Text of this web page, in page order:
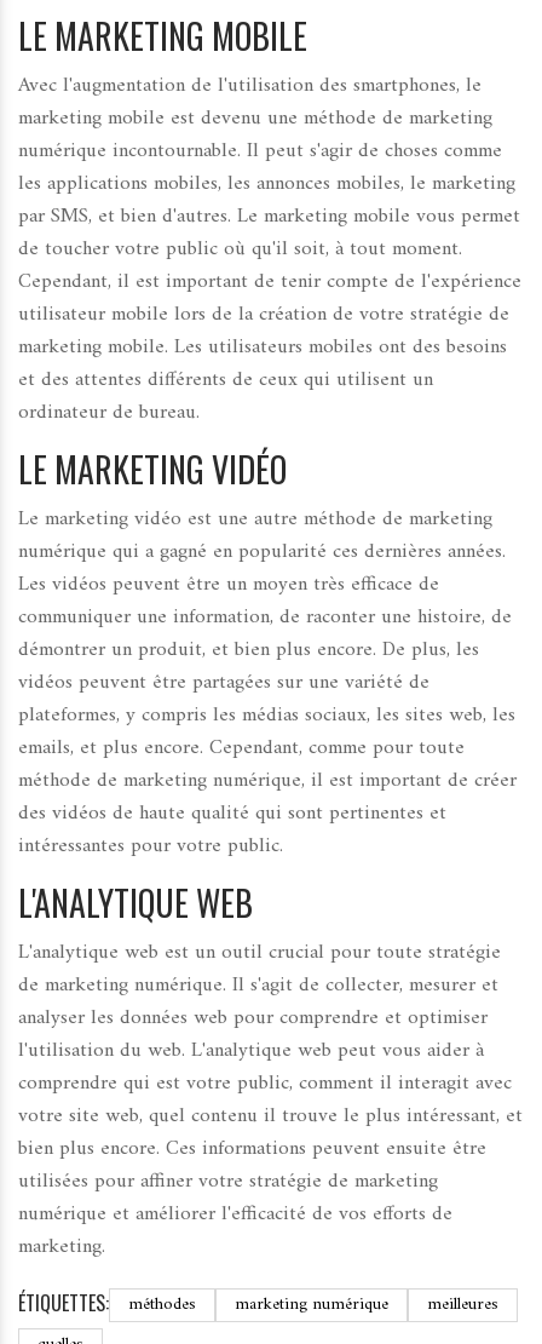
LE MARKETING MOBILE
Avec l'augmentation de l'utilisation des smartphones, le
marketing mobile est devenu une méthode de marketing
numérique incontournable. Il peut s'agir de choses comme
les applications mobiles, les annonces mobiles, le marketing
par SMS, et bien d'autres. Le marketing mobile vous permet
de toucher votre public où qu'il soit, à tout moment.
Cependant, il est important de tenir compte de l'expérience
utilisateur mobile lors de la création de votre stratégie de
marketing mobile. Les utilisateurs mobiles ont des besoins
et des attentes différents de ceux qui utilisent un
ordinateur de bureau.
LE MARKETING VIDÉO
Le marketing vidéo est une autre méthode de marketing
numérique qui a gagné en popularité ces dernières années.
Les vidéos peuvent être un moyen très efficace de
communiquer une information, de raconter une histoire, de
démontrer un produit, et bien plus encore. De plus, les
vidéos peuvent être partagées sur une variété de
plateformes, y compris les médias sociaux, les sites web, les
emails, et plus encore. Cependant, comme pour toute
méthode de marketing numérique, il est important de créer
des vidéos de haute qualité qui sont pertinentes et
intéressantes pour votre public.
L'ANALYTIQUE WEB
L'analytique web est un outil crucial pour toute stratégie
de marketing numérique. Il s'agit de collecter, mesurer et
analyser les données web pour comprendre et optimiser
l'utilisation du web. L'analytique web peut vous aider à
comprendre qui est votre public, comment il interagit avec
votre site web, quel contenu il trouve le plus intéressant, et
bien plus encore. Ces informations peuvent ensuite être
utilisées pour affiner votre stratégie de marketing
numérique et améliorer l'efficacité de vos efforts de
marketing.
ÉTIQUETTES: méthodes marketing numérique
meilleures